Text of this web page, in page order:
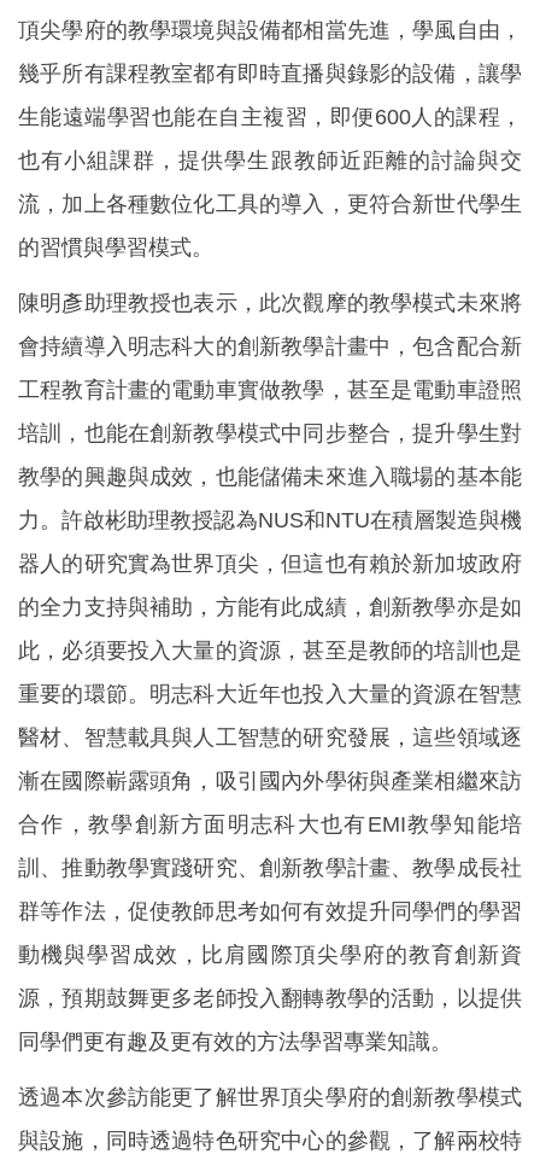
頂尖學府的教學環境與設備都相當先進，學風自由，
幾乎所有課程教室都有即時直播與錄影的設備，讓學
生能遠端學習也能在自主複習，即便600人的課程，
也有小組課群，提供學生跟教師近距離的討論與交
流，加上各種數位化工具的導入，更符合新世代學生
的習慣與學習模式。
陳明彥助理教授也表示，此次觀摩的教學模式未來將
會持續導入明志科大的創新教學計畫中，包含配合新
工程教育計畫的電動車實做教學，甚至是電動車證照
培訓，也能在創新教學模式中同步整合，提升學生對
教學的興趣與成效，也能儲備未來進入職場的基本能
力。許啟彬助理教授認為NUS和NTU在積層製造與機
器人的研究實為世界頂尖，但這也有賴於新加坡政府
的全力支持與補助，方能有此成績，創新教學亦是如
此，必須要投入大量的資源，甚至是教師的培訓也是
重要的環節。明志科大近年也投入大量的資源在智慧
醫材、智慧載具與人工智慧的研究發展，這些領域逐
漸在國際嶄露頭角，吸引國內外學術與產業相繼來訪
合作，教學創新方面明志科大也有EMI教學知能培
訓、推動教學實踐研究、創新教學計畫、教學成長社
群等作法，促使教師思考如何有效提升同學們的學習
動機與學習成效，比肩國際頂尖學府的教育創新資
源，預期鼓舞更多老師投入翻轉教學的活動，以提供
同學們更有趣及更有效的方法學習專業知識。
透過本次參訪能更了解世界頂尖學府的創新教學模式
與設施，同時透過特色研究中心的參觀，了解兩校特